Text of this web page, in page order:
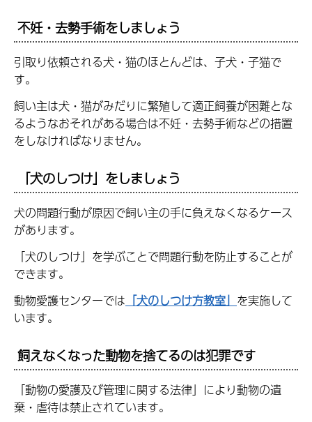
不妊・去勢手術をしましょう
引取り依頼される犬・猫のほとんどは、子犬・子猫で
す。
飼い主は犬・猫がみだりに繁殖して適正飼養が困難とな
るようなおそれがある場合は不妊・去勢手術などの措置
をしなければなりません。
「犬のしつけ」をしましょう
犬の問題行動が原因で飼い主の手に負えなくなるケース
があります。
「犬のしつけ」を学ぶことで問題行動を防止することが
できます。
動物愛護センターでは 「犬のしつけ方教室」 を実施して
います。
飼えなくなった動物を捨てるのは犯罪です
「動物の愛護及び管理に関する法律」により動物の遺
棄・虐待は禁止されています。